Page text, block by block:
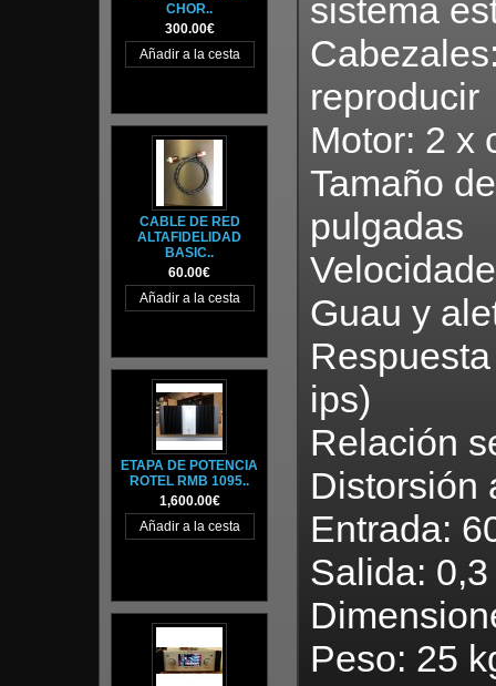
CHOR..
300.00€
CABLE DE RED
ALTAFIDELIDAD
BASIC..
60.00€
ETAPA DE POTENCIA
ROTEL RMB 1095..
1,600.00€
sistema
reproducir
Motor: 2 x
Tamaño
pulgadas
Guau y
ips)
Relación
Distorsión
Entrada:
Salida:
Peso: 25